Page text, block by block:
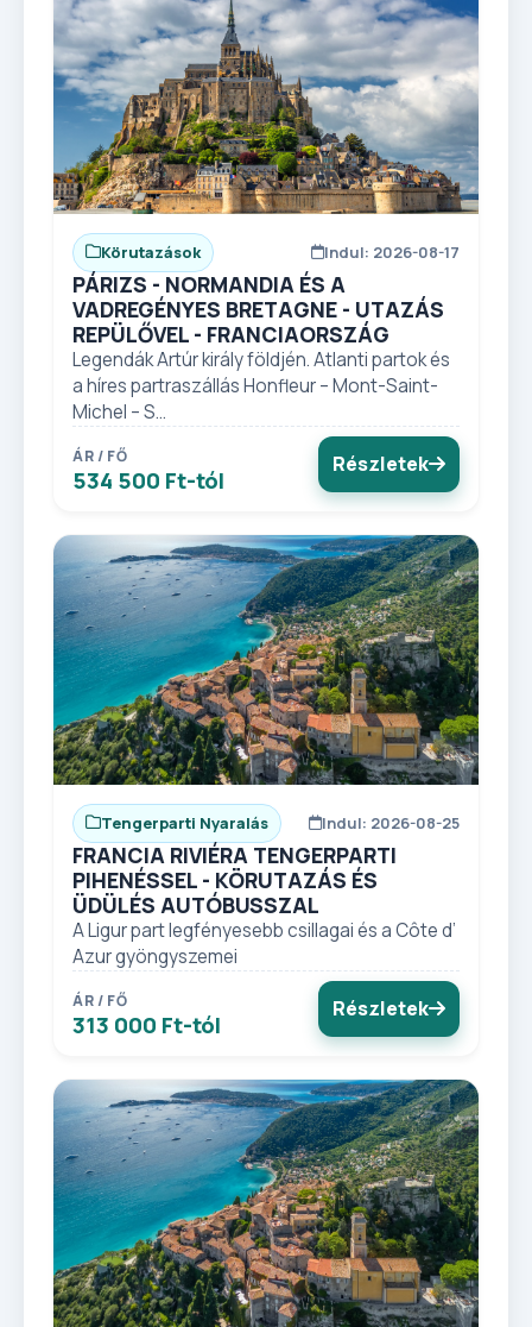
Körutazások Indul: 2026-08-17
PÁRIZS - NORMANDIA ÉS A
VADREGÉNYES BRETAGNE - UTAZÁS
REPÜLŐVEL - FRANCIAORSZÁG
Legendák Artúr király földjén. Atlanti partok és
a híres partraszállás Honfleur – Mont-Saint-
Michel – S...
ÁR / FŐ
534 500 Ft-tól
Részletek
Tengerparti Nyaralás Indul: 2026-08-25
FRANCIA RIVIÉRA TENGERPARTI
PIHENÉSSEL - KÖRUTAZÁS ÉS
ÜDÜLÉS AUTÓBUSSZAL
A Ligur part legfényesebb csillagai és a Côte d’
Azur gyöngyszemei
ÁR / FŐ
313 000 Ft-tól
Részletek